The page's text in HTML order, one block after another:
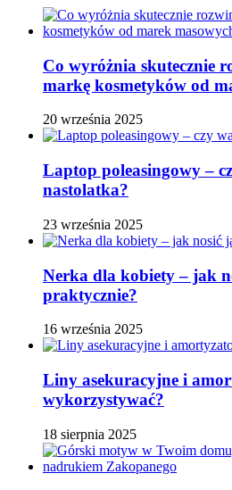
Co wyróżnia skutecznie
markę kosmetyków od
20 września 2025
Laptop poleasingowy –
nastolatka?
23 września 2025
Nerka dla kobiety – jak
praktycznie?
16 września 2025
Liny asekuracyjne i
wykorzystywać?
18 sierpnia 2025